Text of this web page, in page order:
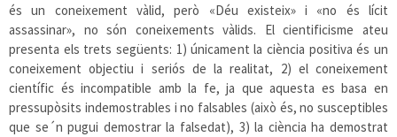
és un coneixement vàlid, però «Déu existeix» i «no és lícit
assassinar», no són coneixements vàlids. El cientificisme ateu
presenta els trets següents: 1) únicament la ciència positiva és un
coneixement objectiu i seriós de la realitat, 2) el coneixement
científic és incompatible amb la fe, ja que aquesta es basa en
pressupòsits indemostrables i no falsables (això és, no susceptibles
que se´n pugui demostrar la falsedat), 3) la ciència ha demostrat